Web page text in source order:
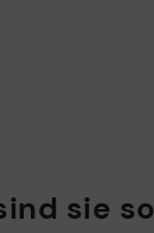
sie